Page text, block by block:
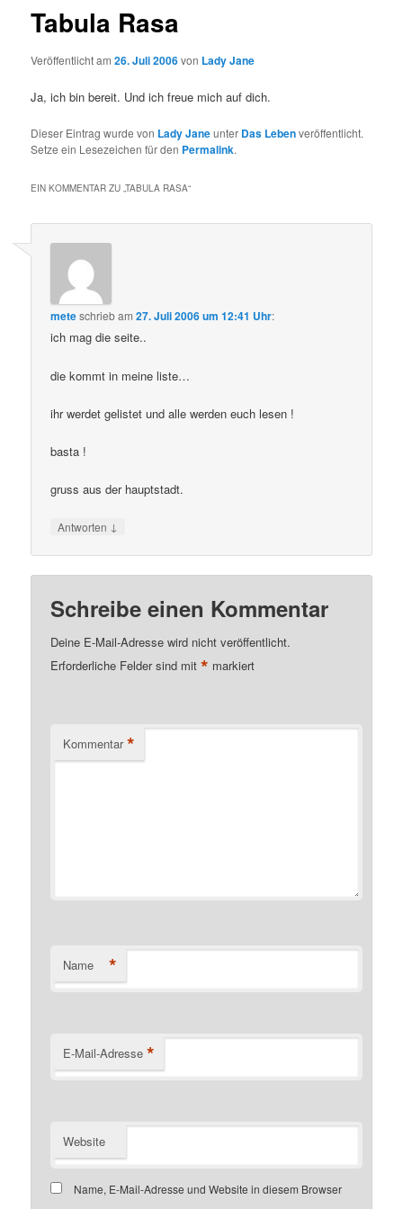
Tabula Rasa
Veröffentlicht am26. Juli 2006von Lady Jane
Ja, ich bin bereit. Und ich freue mich auf dich.
Dieser Eintrag wurde von Lady Janeunter Das Lebenveröffentlicht.
Setze ein Lesezeichen für den Permalink.
EIN KOMMENTAR ZU „TABULA RASA“
meteschriebam27. Juli 2006 um 12:41 Uhr:
ich mag die seite..
die kommt in meine liste…
ihr werdet gelistet und alle werden euch lesen !
basta !
gruss aus der hauptstadt.
Antworten ↓
Schreibe einen Kommentar
Deine E-Mail-Adresse wird nicht veröffentlicht.
Erforderliche Felder sind mit* markiert
Kommentar *
Name *
E-Mail-Adresse *
Website
Name, E-Mail-Adresse und Website in diesem Browser